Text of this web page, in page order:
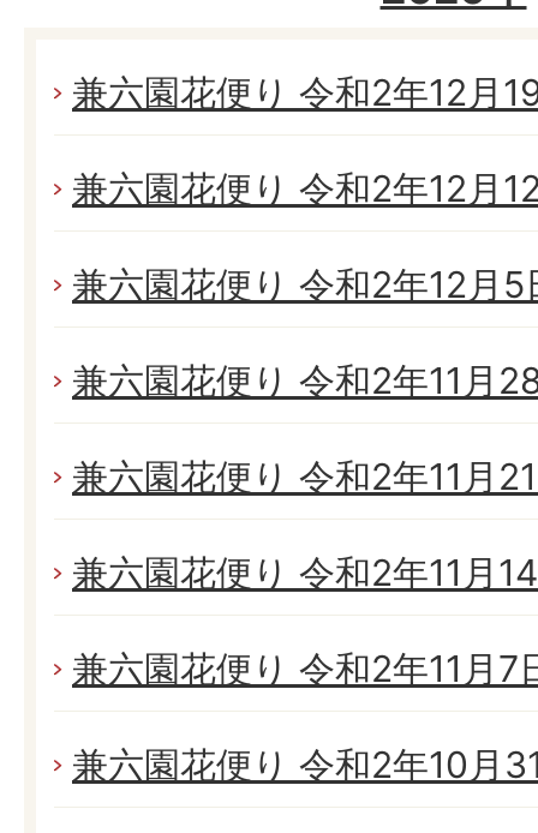
兼六園花便り 令和2年12月
兼六園花便り 令和2年12月
兼六園花便り 令和2年12月
兼六園花便り 令和2年11月
兼六園花便り 令和2年11月
兼六園花便り 令和2年11月
兼六園花便り 令和2年11月7
兼六園花便り 令和2年10月